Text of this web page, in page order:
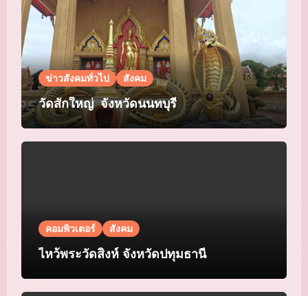
ข่าวสังคมทั่วไป สังคม
วัดสักใหญ่ จังหวัดนนทบุรี
คอมพิวเตอร์ สังคม
ไหว้พระวัดสิงห์ จังหวัดปทุมธานี